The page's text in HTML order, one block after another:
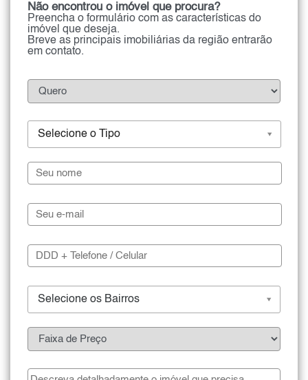
Não encontrou o imóvel que procura?
Preencha o formulário com as características do
imóvel que deseja.
Breve as principais imobiliárias da região entrarão
em contato.
Selecione o Tipo
Selecione os Bairros